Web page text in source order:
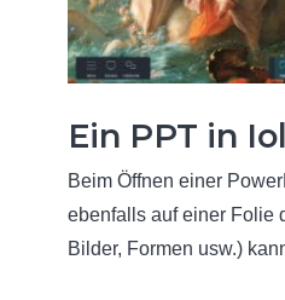
Ein PPT in
Beim Öffnen einer
ebenfalls auf einer Folie
Bilder, Formen usw.)